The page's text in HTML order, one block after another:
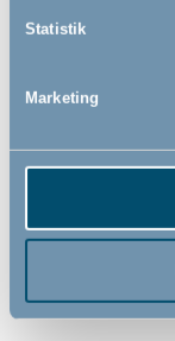
Statistik
Marketing